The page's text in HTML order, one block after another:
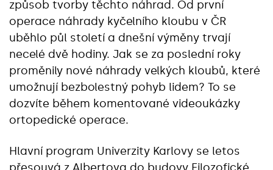
způsob tvorby těchto náhrad. Od první
operace náhrady kyčelního kloubu v ČR
uběhlo půl století a dnešní výměny trvají
necelé dvě hodiny. Jak se za poslední roky
proměnily nové náhrady velkých kloubů, které
umožnují bezbolestný pohyb lidem? To se
dozvíte během komentované videoukázky
ortopedické operace.
Hlavní program Univerzity Karlovy se letos